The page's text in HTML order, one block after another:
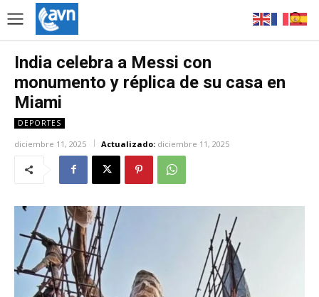
India celebra a Messi con
monumento y réplica de su casa en
Miami
DEPORTES
diciembre 11, 2025 Actualizado: diciembre 11, 2025